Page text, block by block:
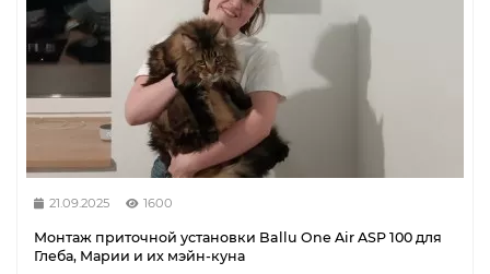
21.09.2025 1600
Монтаж приточной установки Ballu One Air ASP 100 для
Глеба, Марии и их мэйн-куна